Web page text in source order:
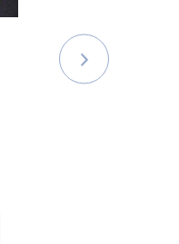
Rechazos
Semestre